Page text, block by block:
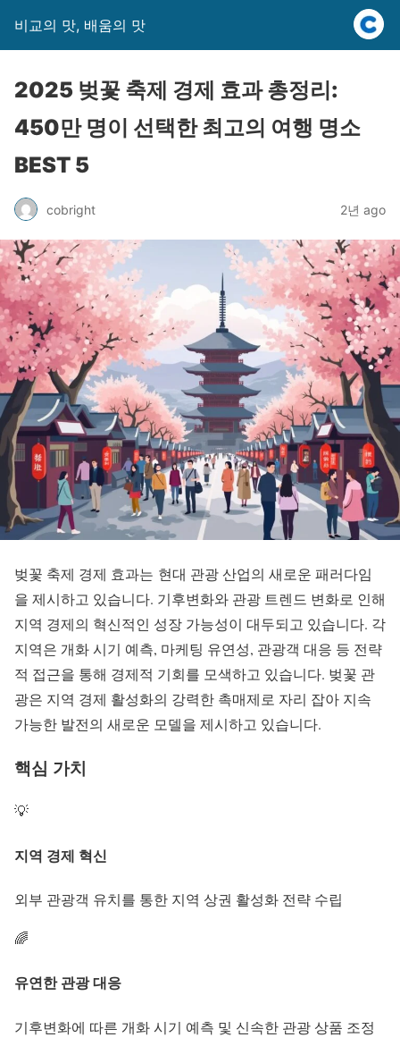
비교의 맛, 배움의 맛
2025 벚꽃 축제 경제 효과 총정리:
450만 명이 선택한 최고의 여행 명소
BEST 5
cobright 2년 ago
벚꽃 축제 경제 효과는 현대 관광 산업의 새로운 패러다임
을 제시하고 있습니다. 기후변화와 관광 트렌드 변화로 인해
지역 경제의 혁신적인 성장 가능성이 대두되고 있습니다. 각
지역은 개화 시기 예측, 마케팅 유연성, 관광객 대응 등 전략
적 접근을 통해 경제적 기회를 모색하고 있습니다. 벚꽃 관
광은 지역 경제 활성화의 강력한 촉매제로 자리 잡아 지속
가능한 발전의 새로운 모델을 제시하고 있습니다.
핵심 가치
💡
지역 경제 혁신
외부 관광객 유치를 통한 지역 상권 활성화 전략 수립
🌈
유연한 관광 대응
기후변화에 따른 개화 시기 예측 및 신속한 관광 상품 조정